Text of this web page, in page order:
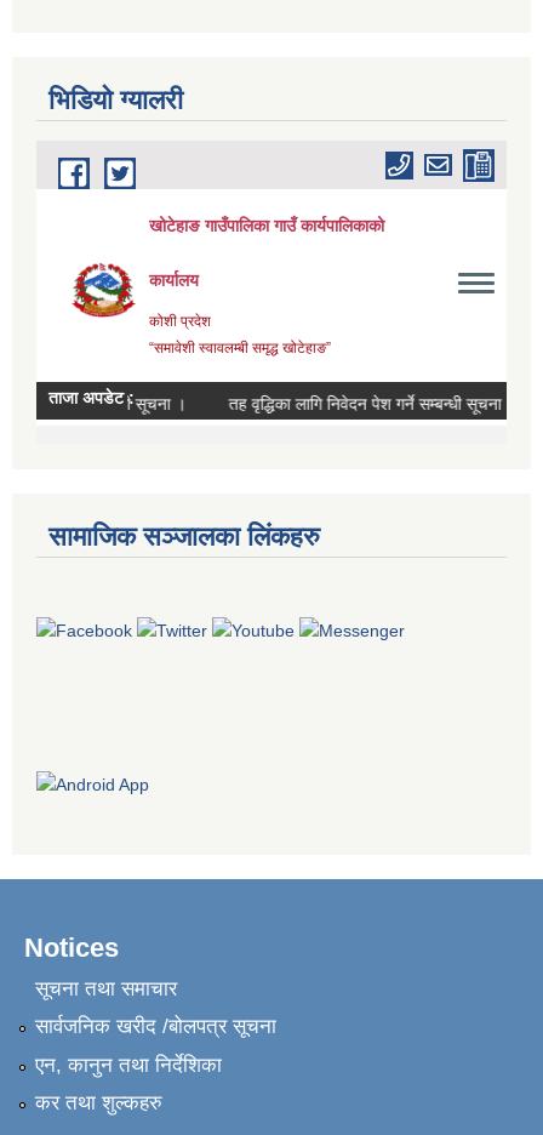
भिडियाे ग्यालरी
सामाजिक सञ्जालका लिंकहरु
Notices
सूचना तथा समाचार
सार्वजनिक खरीद /बोलपत्र सूचना
एन, कानुन तथा निर्देशिका
कर तथा शुल्कहरु